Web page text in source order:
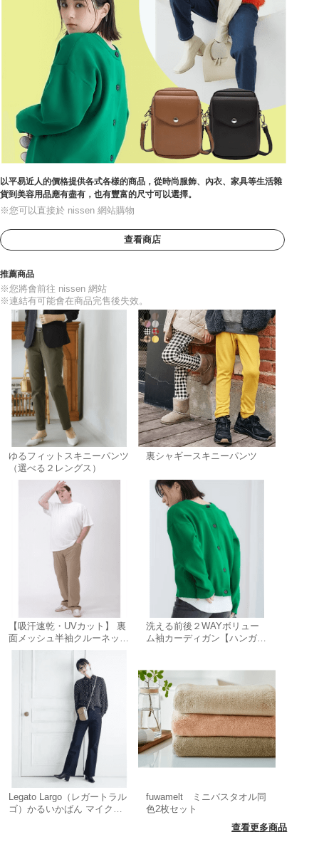
以平易近人的價格提供各式各樣的商品，從時尚服飾、內衣、家具等生活雜
貨到美容用品應有盡有，也有豐富的尺寸可以選擇。
※您可以直接於 nissen 網站購物
查看商店
推薦商品
※您將會前往 nissen 網站
※連結有可能會在商品完售後失效。
ゆるフィットスキニーパンツ
（選べる２レングス）
裏シャギースキニーパンツ
【吸汗速乾・UVカット】 裏
面メッシュ半袖クルーネック
Ｔシャツ
洗える前後２WAYボリュー
ム袖カーディガン【ハンガー
Legato Largo（レガートラル
ゴ）かるいかばん マイクロ
fuwamelt ミニバスタオル同
色2枚セット
查看更多商品